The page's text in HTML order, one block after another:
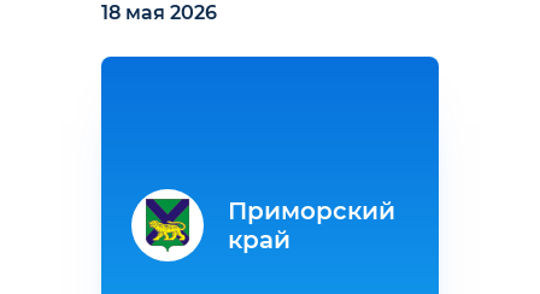
18 мая 2026
Приморский
край